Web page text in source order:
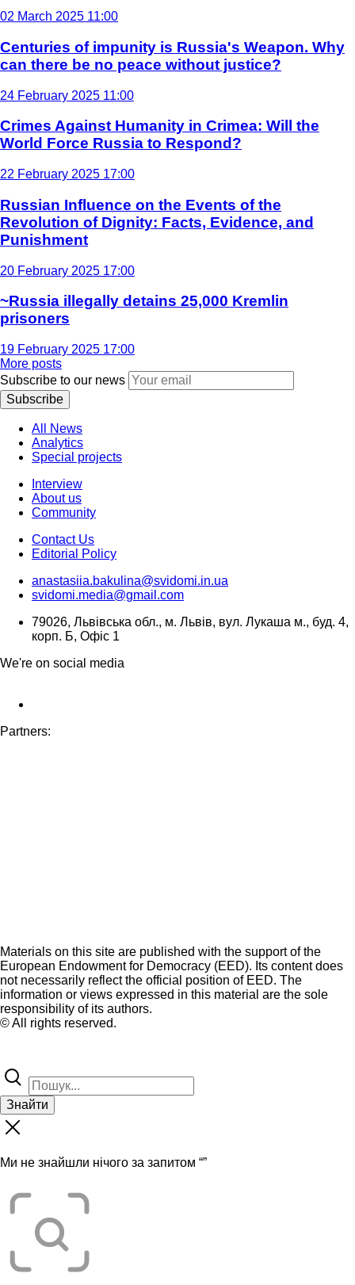
02 March 2025 11:00
Centuries of impunity is Russia's Weapon. Why
can there be no peace without justice?
24 February 2025 11:00
Crimes Against Humanity in Crimea: Will the
World Force Russia to Respond?
22 February 2025 17:00
Russian Influence on the Events of the
Revolution of Dignity: Facts, Evidence, and
Punishment
20 February 2025 17:00
~Russia illegally detains 25,000 Kremlin
prisoners
19 February 2025 17:00
More posts
Subscribe to our news
Subscribe
All News
Analytics
Special projects
Interview
About us
Community
Contact Us
Editorial Policy
anastasiia.bakulina@svidomi.in.ua
svidomi.media@gmail.com
79026, Львівська обл., м. Львів, вул. Лукаша м., буд. 4,
корп. Б, Офіс 1
We're on social media
Partners:
Materials on this site are published with the support of the
European Endowment for Democracy (EED). Its content does
not necessarily reflect the official position of EED. The
information or views expressed in this material are the sole
responsibility of its authors.
© All rights reserved.
Знайти
Ми не знайшли нічого за запитом “”